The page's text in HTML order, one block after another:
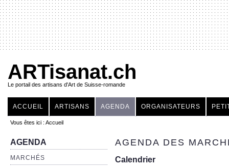
ARTisanat.ch
Le portail des artisans d'Art de Suisse-romande
ACCUEIL ARTISANS AGENDA ORGANISATEURS
Vous êtes ici : Accueil
AGENDA
MARCHÉS
AGENDA DES
Calendrier